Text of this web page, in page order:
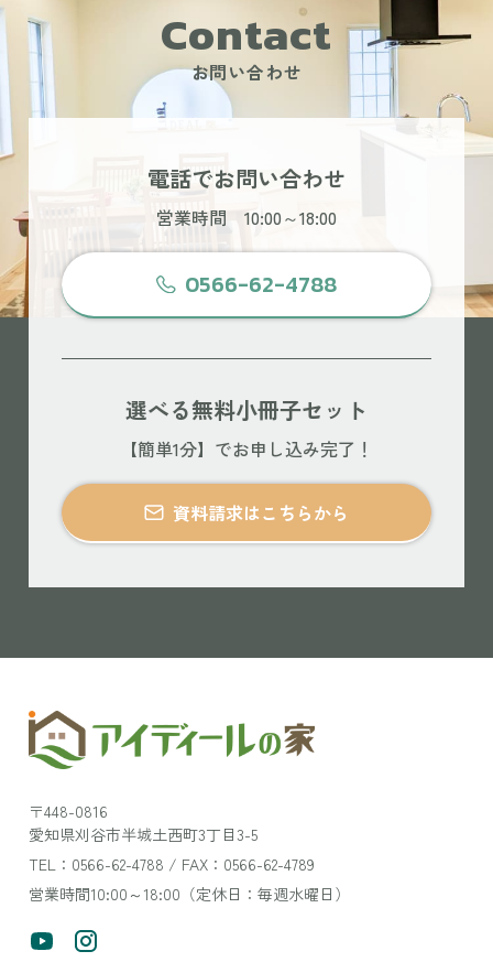
Contact
お問い合わせ
電話でお問い合わせ
営業時間 10:00～18:00
0566-62-4788
選べる無料小冊子セット
【簡単1分】でお申し込み完了！
資料請求はこちらから
〒448-0816
愛知県刈谷市半城土西町3丁目3-5
TEL：0566-62-4788 / FAX：0566-62-4789
営業時間10:00～18:00（定休日：毎週水曜日）